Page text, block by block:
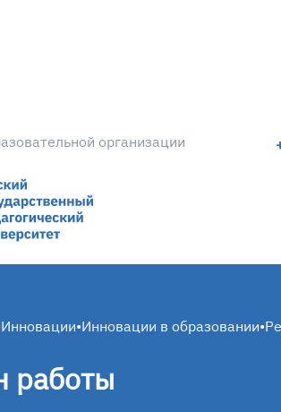
организации
Инновации•Инновации в образовании•
работы